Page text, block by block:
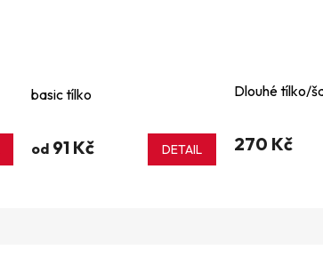
basic tílko
od 91 Kč DETAIL
Dlouhé tílko/
270 Kč